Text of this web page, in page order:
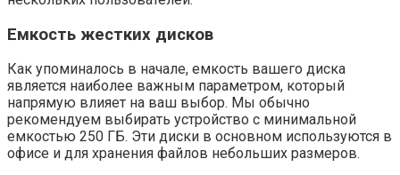
Емкость жестких дисков
Как упоминалось в начале, емкость вашего диска
является наиболее важным параметром, который
напрямую влияет на ваш выбор. Мы обычно
рекомендуем выбирать устройство с минимальной
емкостью 250 ГБ. Эти диски в основном используются в
офисе и для хранения файлов небольших размеров.